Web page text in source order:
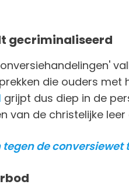
gecriminaliseerd
die ouders met
grijpt dus diep in de
van de christelijke
tegen de